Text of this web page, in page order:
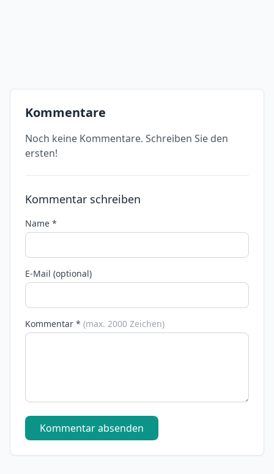
Kommentare
Noch keine Kommentare. Schreiben Sie den
ersten!
Kommentar schreiben
Name *
E-Mail (optional)
Kommentar * (max. 2000 Zeichen)
Kommentar absenden